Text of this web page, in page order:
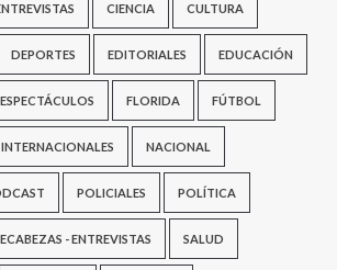
CIENCIA CULTURA
DEPORTES EDITORIALES EDUCACIÓN
ESPECTÁCULOS FLORIDA FÚTBOL
INTERNACIONALES NACIONAL
POLICIALES POLÍTICA
- ENTREVISTAS SALUD